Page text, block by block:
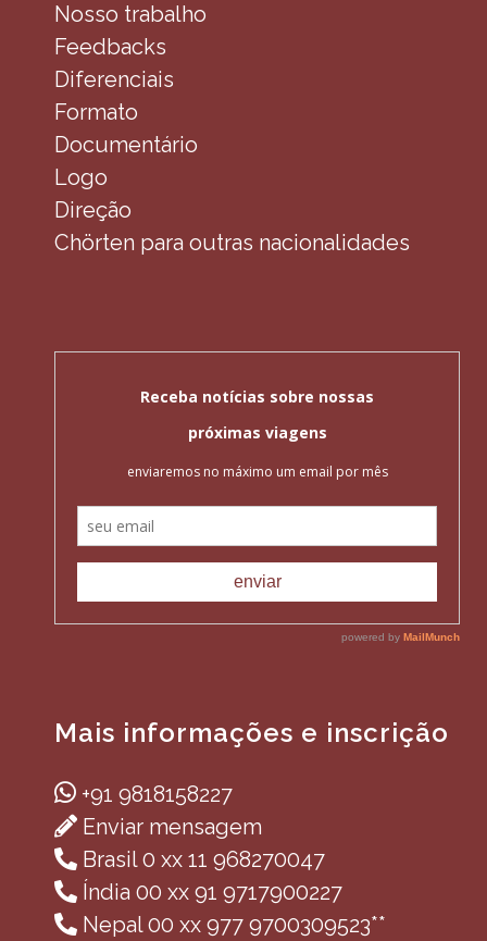
Nosso trabalho
Feedbacks
Diferenciais
Formato
Documentário
Logo
Direção
Chörten para outras nacionalidades
Mais informações e inscrição
+91 9818158227
Enviar mensagem
Brasil 0 xx 11 968270047
Índia 00 xx 91 9717900227
Nepal 00 xx 977 9700309523**